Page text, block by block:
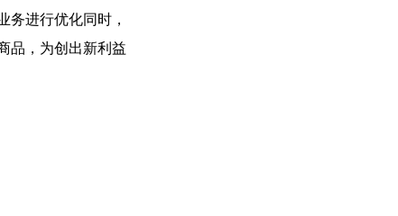
务进行优化同时，
品，为创出新利益